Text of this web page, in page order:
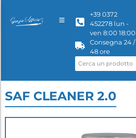
+39 0372
452278 lun -
ven 8:00 18:00
Consegna 24 /
48 ore
SAF CLEANER 2.0